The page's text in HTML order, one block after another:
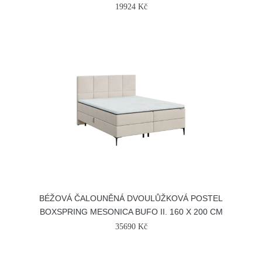
19924 Kč
BÉŽOVÁ ČALOUNĚNÁ DVOULŮŽKOVÁ POSTEL
BOXSPRING MESONICA BUFO II. 160 X 200 CM
35690 Kč